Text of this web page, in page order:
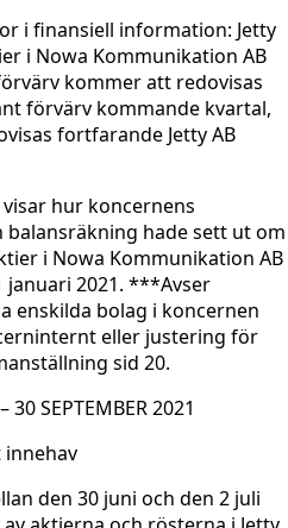
i finansiell information: Jetty
i Nowa Kommunikation AB
kommer att redovisas
förvärv kommande kvartal,
fortfarande Jetty AB
hur koncernens
hade sett ut om
i Nowa Kommunikation AB
januari 2021. ***Avser
enskilda bolag i koncernen
eller justering för
sid 20.
30 SEPTEMBER 2021
innehav
den 30 juni och den 2 juli